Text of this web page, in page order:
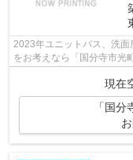
2023年ユニットバス、洗
をお考えなら「国分寺市光
ゼット・全居室収納など豊
現在
「国